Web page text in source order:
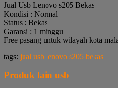
Jual Usb Lenovo s205 Bekas
Kondisi : Normal
Status : Bekas
Garansi : 1 minggu
Free pasang untuk wilayah kota
tags: jual usb lenovo s205 bekas
Produk lain usb